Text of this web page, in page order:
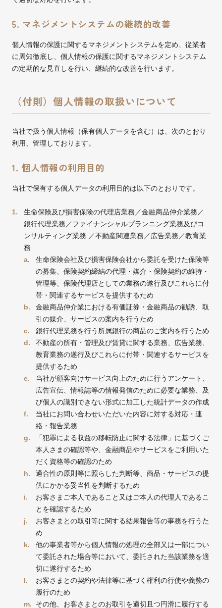
5. マネジメントシステムの継続的改善
個人情報の保護に関するマネジメントシステムを定め、従業者
に周知徹底し、個人情報の保護に関するマネジメントシステム
の定期的な見直しを行い、継続的な改善を行います。
（付則）個人情報の取扱いについて
当社で扱う個人情報（保有個人データを含む）は、次のとおり
利用、管理しております。
1. 個人情報の利用目的
当社で保有する個人データの利用目的は以下のとおりです。
生命保険及び損害保険の代理店業務／金融商品仲介業務／
銀行代理業務／ファイナンシャルプランニング業務及びコ
ンサルティング業務 ／不動産関連業務／広告業務／教育業
務
生命保険会社及び損害保険会社から委託を受けた保険等
の募集、保険契約締結の代理・媒介・保険契約の維持・
管理等、保険代理店としての業務の遂行及びこれらに付
帯・関連するサービスを提供するため
金融商品仲介業における有価証券・金融商品の勧誘、取
引の媒介、サービスの案内を行うため
銀行代理業務を行う所属銀行の商品のご案内を行うため
不動産の所有・管理及び賃貸に関する業務、広告業務、
教育業務の遂行及びこれらに付帯・関連するサービスを
提供するため
当社が顧客向けサービス向上のために行うアンケート、
広告宣伝、情報誌等の情報発信のために必要な業務、及
び個人の識別できない形式に加工した統計データの作成
当社にお問い合わせいただいた内容に対する対応・連
絡・報告業務
「犯罪による収益の移転防止に関する法律」に基づくご
本人さまの確認等や、金融商品やサービスをご利用いた
だく資格等の確認のため
適合性の原則等に照らした判断等、商品・サービスの提
供にかかる妥当性を判断するため
お客さまご本人であること又はご本人の代理人であるこ
とを確認するため
お客さまとの取引等に関する結果報告等の事務を行うた
め
他の事業者等から個人情報の処理の全部又は一部につい
て委託された場合等において、委託された当該業務を適
切に遂行するため
お客さまとの契約や法律等に基づく権利の行使や義務の
履行のため
その他、お客さまとのお取引を適切且つ円滑に履行する